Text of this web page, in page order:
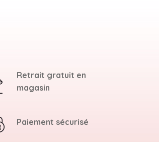
Retrait gratuit en
magasin
Paiement sécurisé